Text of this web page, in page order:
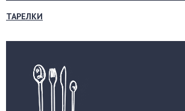
ТАРЕЛКИ